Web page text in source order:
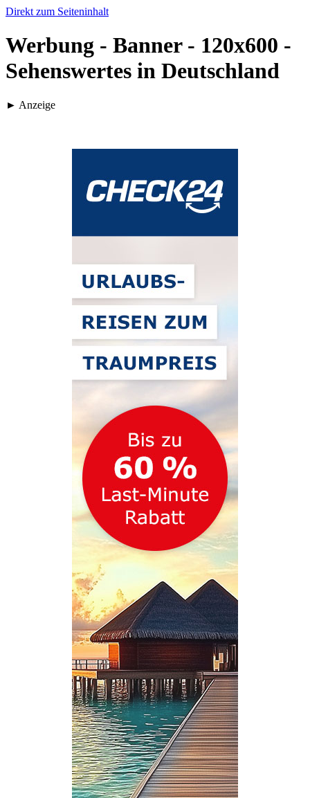
Direkt zum Seiteninhalt
Werbung - Banner - 120x600 -
Sehenswertes in Deutschland
► Anzeige